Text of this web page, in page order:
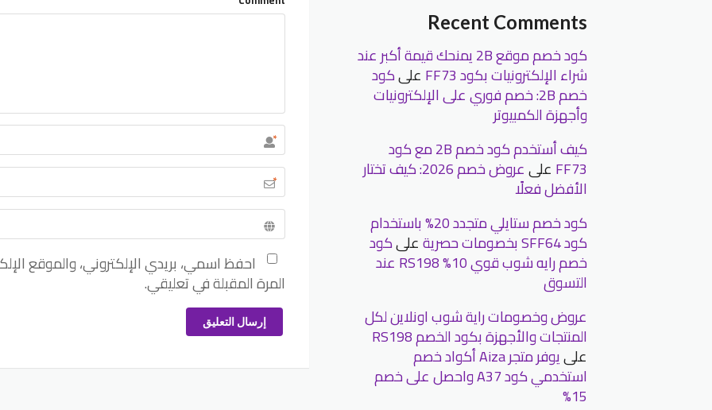
*
*
احفظ اسمي، بريدي الإلكتروني، والموقع
المرة المقبلة في تعليقي.
إرسال التعليق
Recent Comments
كود خصم موقع 2B يمنحك قيمة أكبر عند
شراء الإلكترونيات بكود FF73 علىكود
خصم 2B: خصم فوري على الإلكترونيات
وأجهزة الكمبيوتر
كيف أستخدم كود خصم 2B مع كود
FF73 على عروض خصم 2026: كيف تختار
الأفضل فعلًا
كود خصم ستايلي متجدد 20% باستخدام
كود SFF64 بخصومات حصرية علىكود
خصم رايه شوب قوي 10% RS198 عند
التسوق
عروض وخصومات راية شوب اونلاين لكل
المنتجات والأجهزة بكود الخصم RS198
على يوفر متجر Aiza أكواد خصم
استخدمي كود A37 واحصل على خصم
15%